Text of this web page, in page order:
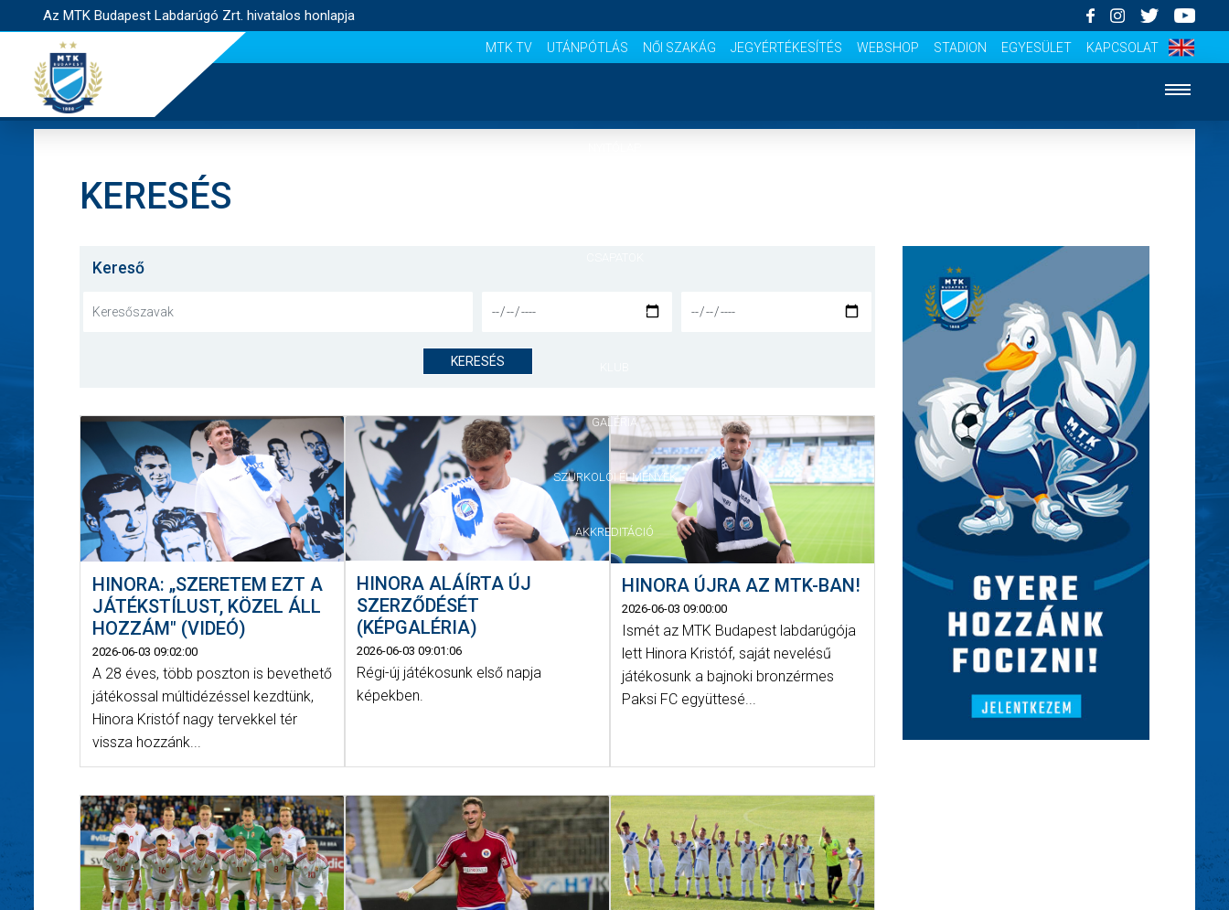
Az MTK Budapest Labdarúgó Zrt. hivatalos honlapja
MTK TV UTÁNPÓTLÁS NŐI SZAKÁG JEGYÉRTÉKESÍTÉS WEBSHOP STADION EGYESÜLET KAPCSOLAT
MÉRKŐZÉSEK
GALÉRIA
SZURKOLÓI ÉLMÉNYEK
AKKREDITÁCIÓ
KERESÉS
Kereső
KERESÉS
HINORA: „SZERETEM EZT A
JÁTÉKSTÍLUST, KÖZEL ÁLL
HOZZÁM" (VIDEÓ)
2026-06-03 09:02:00
A 28 éves, több poszton is bevethető
játékossal múltidézéssel kezdtünk,
Hinora Kristóf nagy tervekkel tér
vissza hozzánk...
HINORA ALÁÍRTA ÚJ
SZERZŐDÉSÉT
(KÉPGALÉRIA)
2026-06-03 09:01:06
Régi-új játékosunk első napja
képekben.
HINORA ÚJRA AZ MTK-BAN!
2026-06-03 09:00:00
Ismét az MTK Budapest labdarúgója
lett Hinora Kristóf, saját nevelésű
játékosunk a bajnoki bronzérmes
Paksi FC együttesé...